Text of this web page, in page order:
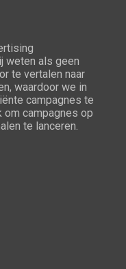
weten als geen
te vertalen naar
waardoor we in
campagnes te
campagnes op
te lanceren.